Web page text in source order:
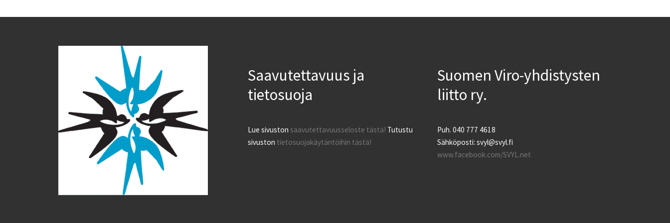
Saavutettavuus ja
tietosuoja
Lue sivuston saavutettavuusseloste tästä! Tutustu
sivuston tietosuojakäytäntöihin tästä!
Suomen Viro-yhdistysten
liitto ry.
Puh. 040 777 4618
Sähköposti: svyl@svyl.fi
www.facebook.com/SVYL.net